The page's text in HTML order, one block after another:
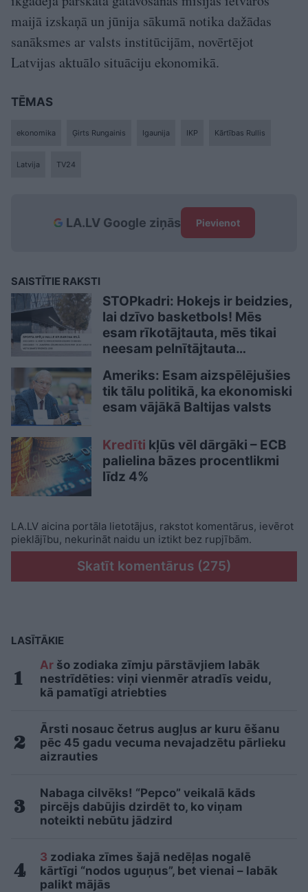
maijā izskaņā un jūnija sākumā notika dažādas
sanāksmes ar valsts institūcijām, novērtējot
Latvijas aktuālo situāciju ekonomikā.
TĒMAS
ekonomika Ģirts Rungainis Igaunija IKP Kārtības Rullis
Latvija TV24
LA.LV Google ziņās Pievienot
SAISTĪTIE RAKSTI
STOPkadri: Hokejs ir beidzies,
lai dzīvo basketbols! Mēs
esam rīkotājtauta, mēs tikai
neesam pelnītājtauta…
Ameriks: Esam aizspēlējušies
tik tālu politikā, ka ekonomiski
esam vājākā Baltijas valsts
Kredīti kļūs vēl dārgāki – ECB
palielina bāzes procentlikmi
līdz 4%
LA.LV aicina portāla lietotājus, rakstot komentārus, ievērot
pieklājību, nekurināt naidu un iztikt bez rupjībām.
Skatīt komentārus (275)
LASĪTĀKIE
Ar šo zodiaka zīmju pārstāvjiem labāk
nestrīdēties: viņi vienmēr atradīs veidu,
kā pamatīgi atriebties
Ārsti nosauc četrus augļus ar kuru ēšanu
pēc 45 gadu vecuma nevajadzētu pārlieku
aizrauties
Nabaga cilvēks! “Pepco” veikalā kāds
pircējs dabūjis dzirdēt to, ko viņam
noteikti nebūtu jādzird
3 zodiaka zīmes šajā nedēļas nogalē
kārtīgi “nodos uguņus”, bet vienai – labāk
palikt mājās